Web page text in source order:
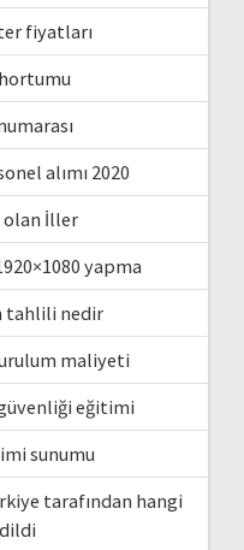
fiyatları
alımı 2020
olan İller
yapma
tahlili nedir
maliyeti
güvenliği eğitimi
sunumu
tarafından hangi